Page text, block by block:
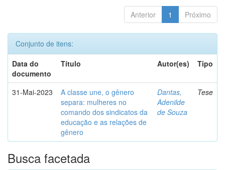
Anterior 1 Próximo
Conjunto de itens:
Data do
documento
Título Autor(es) Tipo
31-Mai-2023
A classe une, o gênero
separa: mulheres no
comando dos sindicatos da
educação e as relações de
gênero
Dantas,
Adenilde
de Souza
Tese
Busca facetada